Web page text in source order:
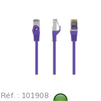
Réf. : 101908